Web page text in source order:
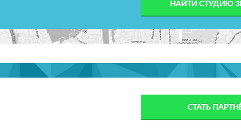
НАЙТИ СТУДИЮ
СТАТЬ